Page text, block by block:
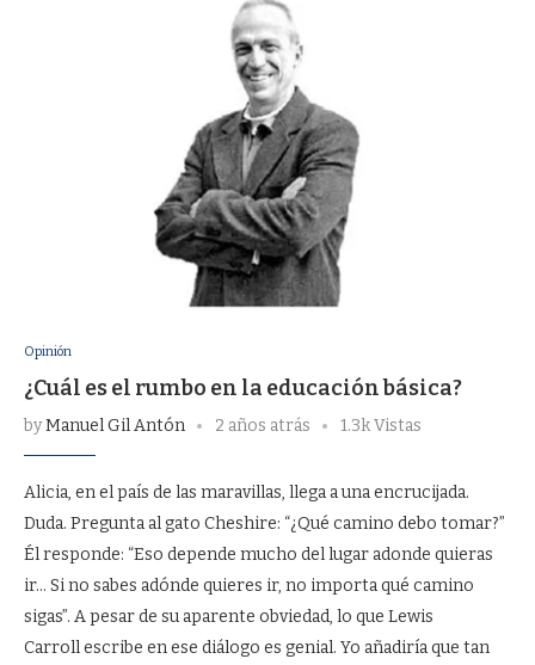
Opinión
¿Cuál es el rumbo en la educación básica?
byManuel Gil Antón 2 años atrás 1.3k Vistas
Alicia, en el país de las maravillas, llega a una encrucijada.
Duda. Pregunta al gato Cheshire: “¿Qué camino debo tomar?”
Él responde: “Eso depende mucho del lugar adonde quieras
ir… Si no sabes adónde quieres ir, no importa qué camino
sigas”. A pesar de su aparente obviedad, lo que Lewis
Carroll escribe en ese diálogo es genial. Yo añadiría que tan